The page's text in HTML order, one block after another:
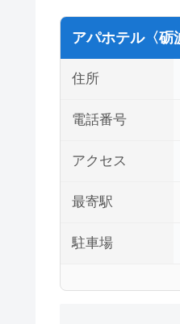
アパホテル〈砺
住所
電話番号
アクセス
最寄駅
駐車場